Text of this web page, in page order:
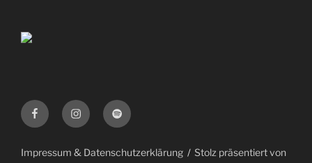
FacebookInstagramSpotify
Impressum & Datenschutzerklärung
Stolz präsentiert von